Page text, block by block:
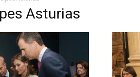
Asturias